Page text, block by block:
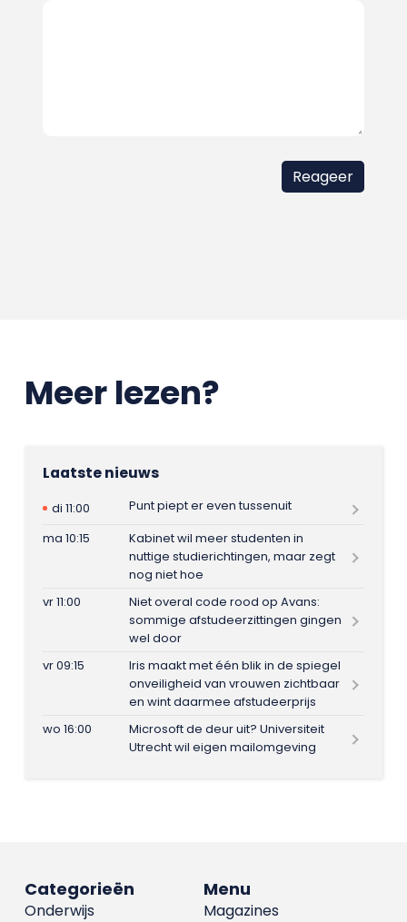
Meer lezen?
Laatste nieuws
di 11:00
Punt piept er even tussenuit
ma 10:15
Kabinet wil meer studenten in
nuttige studierichtingen, maar zegt
nog niet hoe
vr 11:00
Niet overal code rood op Avans:
sommige afstudeerzittingen gingen
wel door
vr 09:15
Iris maakt met één blik in de spiegel
onveiligheid van vrouwen zichtbaar
en wint daarmee afstudeerprijs
wo 16:00
Microsoft de deur uit? Universiteit
Utrecht wil eigen mailomgeving
Menu
Magazines
Categorieën
Onderwijs